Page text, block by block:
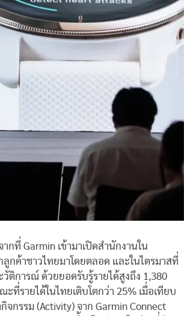
กที่ Garmin เข้ามาเปิดสำนักงานใน
กค้าชาวไทยมาโดยตลอด และในไตรมาสที่
ติการณ์ ด้วยยอดรับรู้รายได้สูงถึง 1,380
ที่รายได้ในไทยเติบโตกว่า 25% เมื่อเทียบ
กรรม (Activity) จาก Garmin Connect